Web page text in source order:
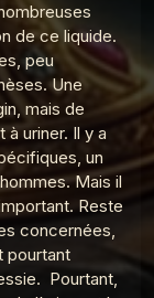
de ce liquide.
peu
Une
mais de
uriner. Il y a
un
Mais il
Reste
concernées,
pourtant
Pourtant,